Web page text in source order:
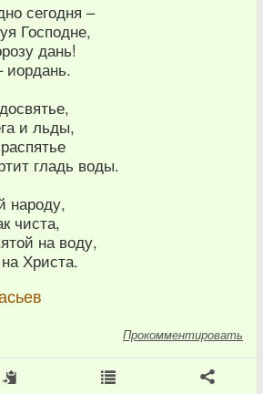
сегодня –
Господне,
дань!
иордань.
и льды,
гладь воды.
народу,
чиста,
на воду,
Христа.
Прокомментировать